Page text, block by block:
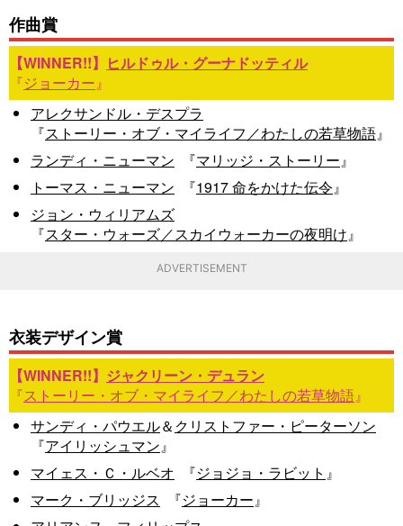
作曲賞
ヒルドゥル・グーナドッティル
『ジョーカー』
アレクサンドル・デスプラ
『ストーリー・オブ・マイライフ／わたしの若草物語』
ランディ・ニューマン
『マリッジ・ストーリー』
トーマス・ニューマン
『1917 命をかけた伝令』
ジョン・ウィリアムズ
『スター・ウォーズ／スカイウォーカーの夜明け』
ADVERTISEMENT
衣装デザイン賞
ジャクリーン・デュラン
『ストーリー・オブ・マイライフ／わたしの若草物語』
サンディ・パウエル＆ クリストファー・ピーターソン
『アイリッシュマン』
マイェス・Ｃ・ルベオ
『ジョジョ・ラビット 』
マーク・ブリッジス
『ジョーカー』